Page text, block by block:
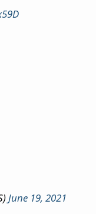
June 19, 2021